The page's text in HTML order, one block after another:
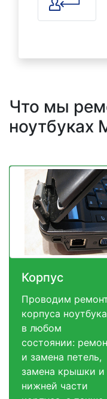
Что мы
ноутбуках
Корпус
Проводим
корпуса ноутбука
в любом
состоянии:
и замена петель,
замена крышки и
нижней части